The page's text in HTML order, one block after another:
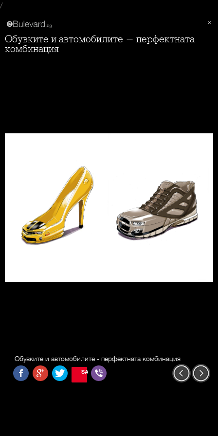
/
Обувките и автомобилите - перфектната
комбинация
Обувките и автомобилите - перфектната комбинация
SAVE